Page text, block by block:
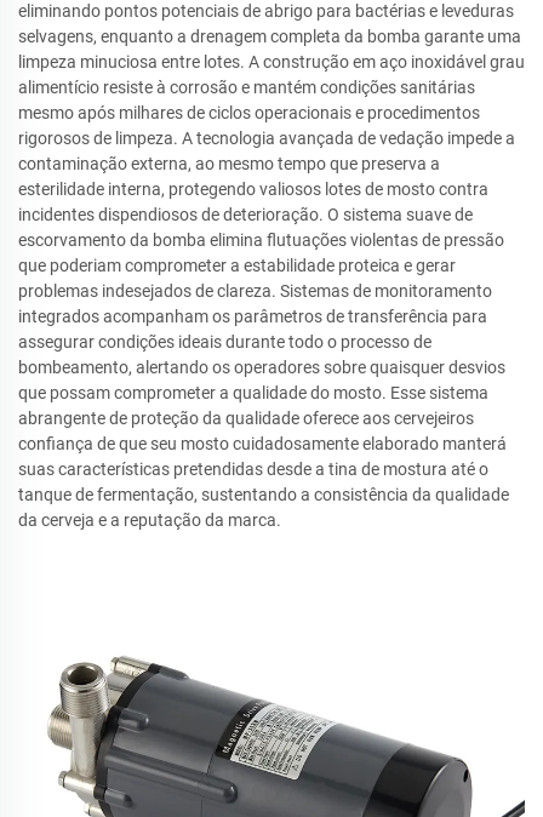
eliminando pontos potenciais de abrigo para bactérias e leveduras
selvagens, enquanto a drenagem completa da bomba garante uma
limpeza minuciosa entre lotes. A construção em aço inoxidável grau
alimentício resiste à corrosão e mantém condições sanitárias
mesmo após milhares de ciclos operacionais e procedimentos
rigorosos de limpeza. A tecnologia avançada de vedação impede a
contaminação externa, ao mesmo tempo que preserva a
esterilidade interna, protegendo valiosos lotes de mosto contra
incidentes dispendiosos de deterioração. O sistema suave de
escorvamento da bomba elimina flutuações violentas de pressão
que poderiam comprometer a estabilidade proteica e gerar
problemas indesejados de clareza. Sistemas de monitoramento
integrados acompanham os parâmetros de transferência para
assegurar condições ideais durante todo o processo de
bombeamento, alertando os operadores sobre quaisquer desvios
que possam comprometer a qualidade do mosto. Esse sistema
abrangente de proteção da qualidade oferece aos cervejeiros
confiança de que seu mosto cuidadosamente elaborado manterá
suas características pretendidas desde a tina de mostura até o
tanque de fermentação, sustentando a consistência da qualidade
da cerveja e a reputação da marca.